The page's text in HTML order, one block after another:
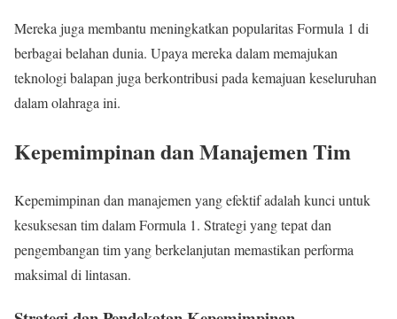
Mereka juga membantu meningkatkan popularitas Formula 1 di
berbagai belahan dunia. Upaya mereka dalam memajukan
teknologi balapan juga berkontribusi pada kemajuan keseluruhan
dalam olahraga ini.
Kepemimpinan dan Manajemen Tim
Kepemimpinan dan manajemen yang efektif adalah kunci untuk
kesuksesan tim dalam Formula 1. Strategi yang tepat dan
pengembangan tim yang berkelanjutan memastikan performa
maksimal di lintasan.